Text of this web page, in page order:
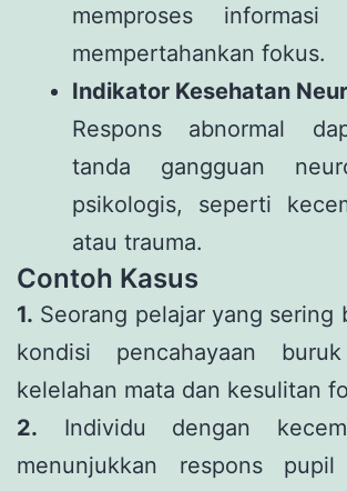
memproses
mempertahankan fokus.
Indikator Kesehatan
Respons abnormal
tanda gangguan
psikologis, seperti
atau trauma.
Contoh Kasus
1. Seorang pelajar yang sering
kondisi pencahayaan
kelelahan mata dan kesulitan
2. Individu dengan
menunjukkan respons